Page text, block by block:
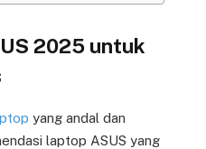
2025 untuk
yang andal dan
laptop ASUS yang